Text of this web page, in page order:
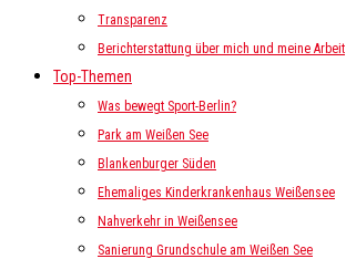
Transparenz
Berichterstattung über mich und meine Arbeit
Top-Themen
Was bewegt Sport-Berlin?
Park am Weißen See
Blankenburger Süden
Ehemaliges Kinderkrankenhaus Weißensee
Nahverkehr in Weißensee
Sanierung Grundschule am Weißen See